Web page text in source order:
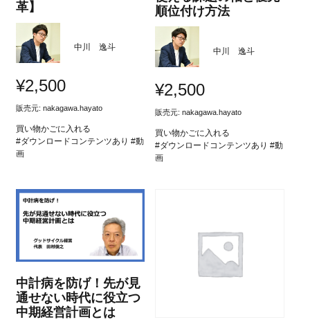
革】
中川 逸斗
¥2,500
販売元: nakagawa.hayato
買い物かごに入れる
#ダウンロードコンテンツあり #動
画
順位付け方法
中川 逸斗
¥2,500
販売元:nakagawa.hayato
買い物かごに入れる
#ダウンロードコンテンツあり #動
画
中計病を防げ！先が見
通せない時代に役立つ
中期経営計画とは